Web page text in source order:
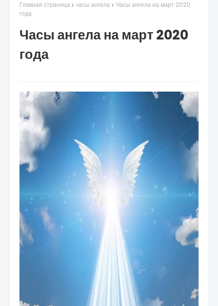
Главная страница часы ангела
Часы ангела на март 2020
года
Часы ангела на март 2020
года